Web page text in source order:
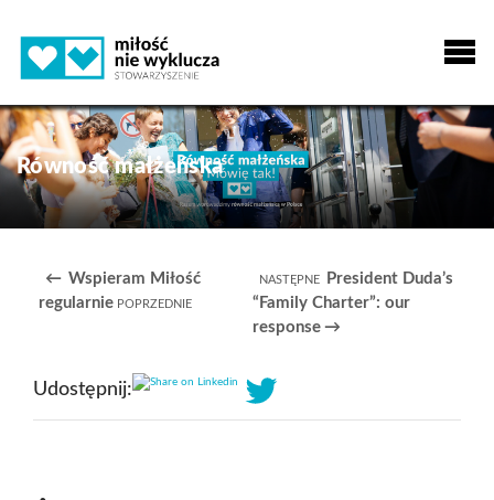
Równość małżeńska
Wspieram Miłość
regularnie
President Duda’s
“Family Charter”: our
response
Udostępnij: Share on Linkedin